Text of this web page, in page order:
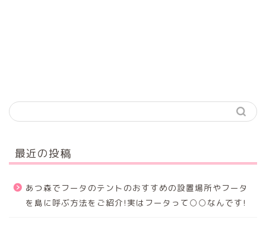
最近の投稿
あつ森でフータのテントのおすすめの設置場所やフータ
を島に呼ぶ方法をご紹介!実はフータって○○なんです!